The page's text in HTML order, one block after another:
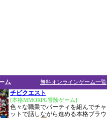
無料オンラインゲーム一覧
ム
チビクエスト
[本格MMORPG冒険ゲーム]
色々な職業でパーティを組んでチャ
ットで話しながら進める本格ブラウ